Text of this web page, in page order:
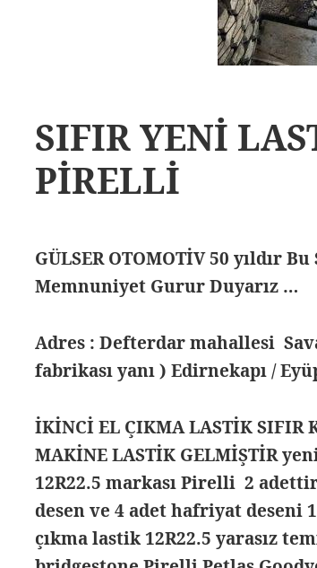
SIFIR YENİ
PİRELLİ
GÜLSER OTOMOTİV 50 yıldır
Memnuniyet Gurur Duyarız …
Adres : Defterdar mahallesi
fabrikası yanı ) Edirnekapı /
İKİNCİ EL ÇIKMA LASTİK SIFIR
MAKİNE LASTİK GELMİŞTİR
12R22.5 markası Pirelli 2
desen ve 4 adet hafriyat deseni
çıkma lastik 12R22.5 yarasız